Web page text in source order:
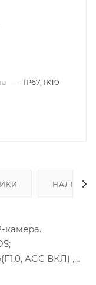
— IP67, IK10
НАЛИЧИЕ
камера.
AGC ВКЛ) ,